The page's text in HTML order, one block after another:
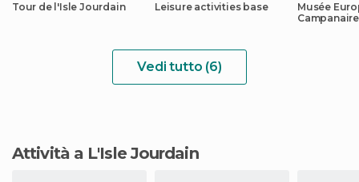
Tour de l'Isle Jourdain
Leisure activities base
Musée
Campanaire
Vedi tutto (6)
Attività a L'Isle Jourdain